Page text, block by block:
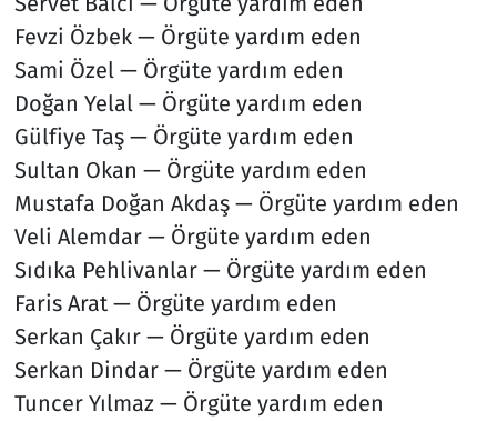
Fevzi Özbek — Örgüte yardım eden
Sami Özel — Örgüte yardım eden
Doğan Yelal — Örgüte yardım eden
Gülfiye Taş — Örgüte yardım eden
Sultan Okan — Örgüte yardım eden
Mustafa Doğan Akdaş — Örgüte yardım eden
Veli Alemdar — Örgüte yardım eden
Sıdıka Pehlivanlar — Örgüte yardım eden
Faris Arat — Örgüte yardım eden
Serkan Çakır — Örgüte yardım eden
Serkan Dindar — Örgüte yardım eden
Tuncer Yılmaz — Örgüte yardım eden